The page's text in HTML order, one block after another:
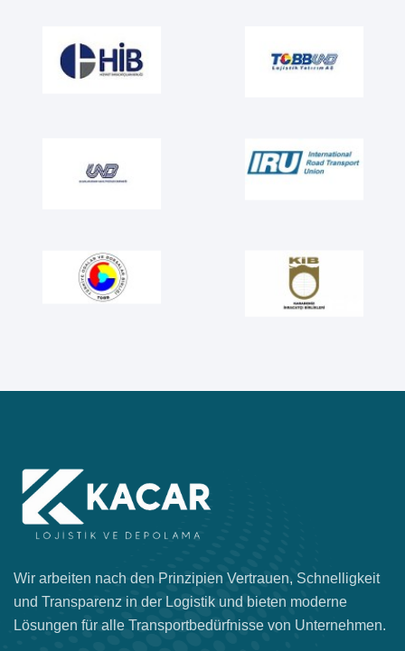
Wir arbeiten nach den Prinzipien Vertrauen, Schnelligkeit
und Transparenz in der Logistik und bieten moderne
Lösungen für alle Transportbedürfnisse von Unternehmen.